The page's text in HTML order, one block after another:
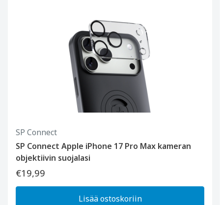
SP Connect
SP Connect Apple iPhone 17 Pro Max kameran
objektiivin suojalasi
€19,99
Lisää ostoskoriin